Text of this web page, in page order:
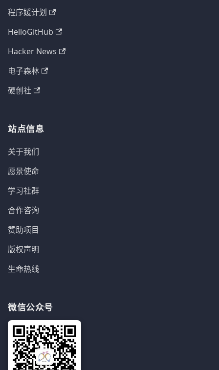
程序媛计划
HelloGitHub
Hacker News
电子森林
硬创社
站点信息
关于我们
愿景使命
学习社群
合作咨询
赞助项目
版权声明
生命热线
微信公众号